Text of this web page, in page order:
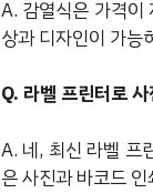
A. 감열식은 가격이
상과 디자인이 가능
Q. 라벨 프린터로
A. 네, 최신 라벨 프
은 사진과 바코드